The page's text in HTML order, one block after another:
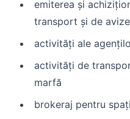
emiterea și
transport și de
activități ale
activități de
marfă
brokeraj pentru